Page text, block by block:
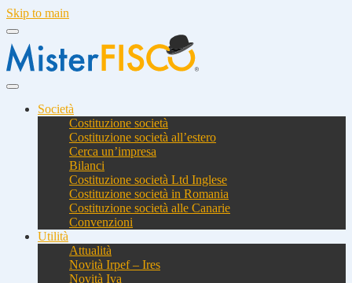
Skip to main
Società
Costituzione società
Costituzione società all’estero
Cerca un’impresa
Bilanci
Costituzione società Ltd Inglese
Costituzione società in Romania
Costituzione società alle Canarie
Convenzioni
Utilità
Attualità
Novità Irpef – Ires
Novità Iva